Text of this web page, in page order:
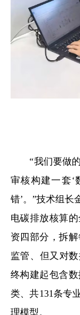
“我们要做的
审核构建一套‘
错’。”技术组长
电碳排放核算
资四部分，拆
监管、但又对
终构建起包含
类、共131条专
理模型。